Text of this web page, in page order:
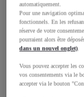
Émissions CO2
automatiquement.
Pour une navigation
fonctionnels. En les
réserve de votre
pourraient alors être
dans un nouvel onglet).
Vous pouvez accepter les
vos consentements via le
accepter via le bouton